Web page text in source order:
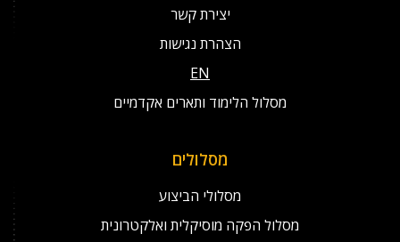
יצירת קשר
הצהרת נגישות
EN
מסלול הלימוד ותארים אקדמיים
מסלולים
מסלולי הביצוע
מסלול הפקה מוסיקלית ואלקטרונית